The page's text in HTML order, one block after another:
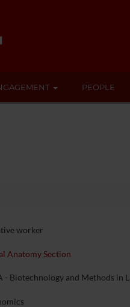
PEOPLE
worker
Anatomy Section
- Biotechnology and Methods in